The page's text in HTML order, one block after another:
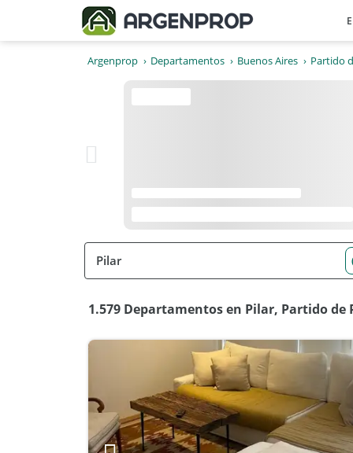
Argenprop Departamentos Buenos Aires Partido
1.579 Departamentos en Pilar, Partido de